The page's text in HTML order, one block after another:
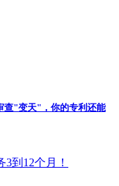
查"变天"，你的专利还能